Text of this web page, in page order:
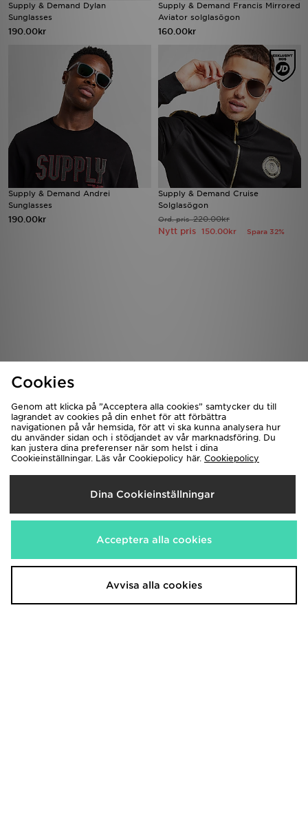
Supply & Demand Dylan
Sunglasses
190.00kr
Supply & Demand Francis Mirrored
Aviator solglasögon
160.00kr
Supply & Demand Andrei
Sunglasses
190.00kr
Supply & Demand Cruise
Solglasögon
Ord. pris220.00kr
Nytt pris 150.00kr Spara 32%
Handla 24/7 med vår JD-app! Få tillgång till våra exklusiva
erbjudanden och köp de senaste produkterna, även när du befinner
dig på resande fot.
Cookies
Genom att klicka på ”Acceptera alla cookies” samtycker du till
lagrandet av cookies på din enhet för att förbättra
navigationen på vår hemsida, för att vi ska kunna analysera hur
du använder sidan och i stödjandet av vår marknadsföring. Du
kan justera dina preferenser när som helst i dina
Cookieinställningar. Läs vår Cookiepolicy här. Cookiepolicy
Dina Cookieinställningar
Acceptera alla cookies
Avvisa alla cookies